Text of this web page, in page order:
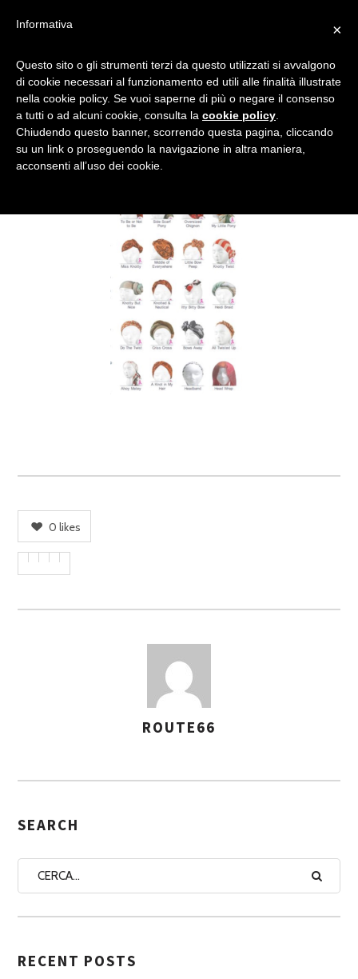
0 likes
S
G
A
U
O
ROUTE66
SEARCH
RECENT POSTS
×
Informativa
Questo sito o gli strumenti terzi da questo utilizzati si avvalgono
di cookie necessari al funzionamento ed utili alle finalità illustrate
nella cookie policy. Se vuoi saperne di più o negare il consenso
a tutti o ad alcuni cookie, consulta la cookie policy
Chiudendo questo banner, scorrendo questa pagina, cliccando
su un link o proseguendo la navigazione in altra maniera,
acconsenti all’uso dei cookie.